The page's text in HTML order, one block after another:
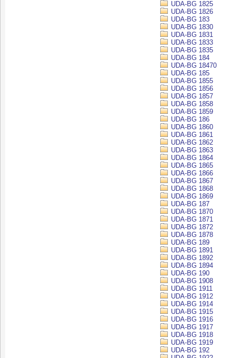
UDA-BG 1825
UDA-BG 1826
UDA-BG 183
UDA-BG 1830
UDA-BG 1831
UDA-BG 1833
UDA-BG 1835
UDA-BG 184
UDA-BG 18470
UDA-BG 185
UDA-BG 1855
UDA-BG 1856
UDA-BG 1857
UDA-BG 1858
UDA-BG 1859
UDA-BG 186
UDA-BG 1860
UDA-BG 1861
UDA-BG 1862
UDA-BG 1863
UDA-BG 1864
UDA-BG 1865
UDA-BG 1866
UDA-BG 1867
UDA-BG 1868
UDA-BG 1869
UDA-BG 187
UDA-BG 1870
UDA-BG 1871
UDA-BG 1872
UDA-BG 1878
UDA-BG 189
UDA-BG 1891
UDA-BG 1892
UDA-BG 1894
UDA-BG 190
UDA-BG 1908
UDA-BG 1911
UDA-BG 1912
UDA-BG 1914
UDA-BG 1915
UDA-BG 1916
UDA-BG 1917
UDA-BG 1918
UDA-BG 1919
UDA-BG 192